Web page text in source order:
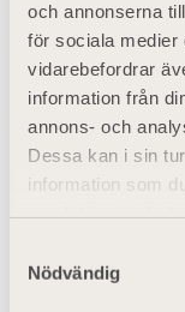
och annonserna
för sociala medier
vidarebefordrar
information från
annons- och
Dessa kan i sin
information som
Nödvändig